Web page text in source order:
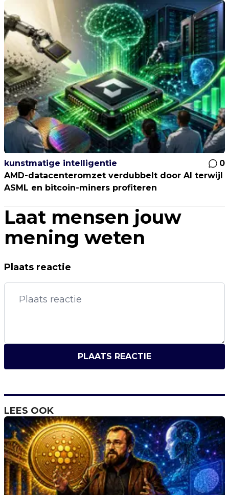
kunstmatige intelligentie
0
AMD-datacenteromzet verdubbelt door AI terwijl
ASML en bitcoin-miners profiteren
Laat mensen jouw
mening weten
Plaats reactie
PLAATS REACTIE
LEES OOK